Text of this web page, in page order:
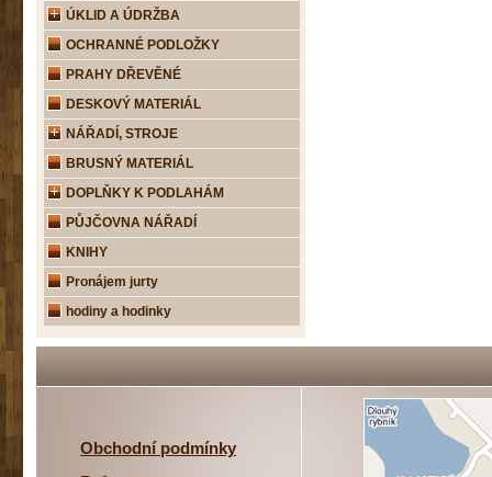
ÚKLID A ÚDRŽBA
OCHRANNÉ PODLOŽKY
PRAHY DŘEVĚNÉ
DESKOVÝ MATERIÁL
NÁŘADÍ, STROJE
BRUSNÝ MATERIÁL
DOPLŇKY K PODLAHÁM
PŮJČOVNA NÁŘADÍ
KNIHY
Pronájem jurty
hodiny a hodinky
Obchodní podmínky